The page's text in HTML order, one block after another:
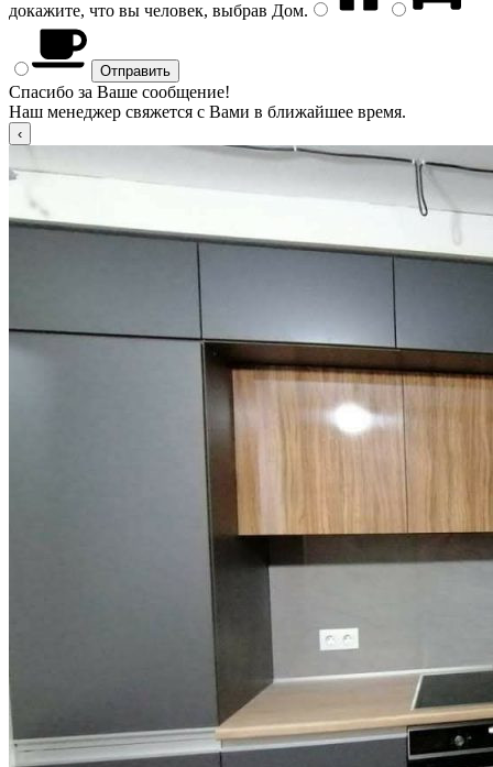
докажите, что вы человек, выбрав Дом.
Спасибо за Ваше сообщение!
Наш менеджер свяжется с Вами в ближайшее время.